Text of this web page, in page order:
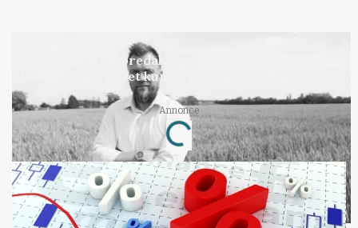
Befriende, at topredaktør erkender, hun er
blevet klogere. Det kunne vi alle lære af
Annonce
Loading...